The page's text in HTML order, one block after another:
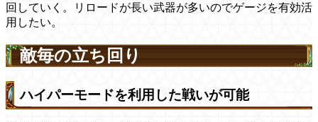
回していく。リロードが長い武器が多いのでゲージを有効活
用したい。
敵毎の立ち回り
ハイパーモードを利用した戦いが可能